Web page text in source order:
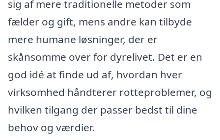
sig af mere traditionelle metoder som
fælder og gift, mens andre kan tilbyde
mere humane løsninger, der er
skånsomme over for dyrelivet. Det er en
god idé at finde ud af, hvordan hver
virksomhed håndterer rotteproblemer, og
hvilken tilgang der passer bedst til dine
behov og værdier.